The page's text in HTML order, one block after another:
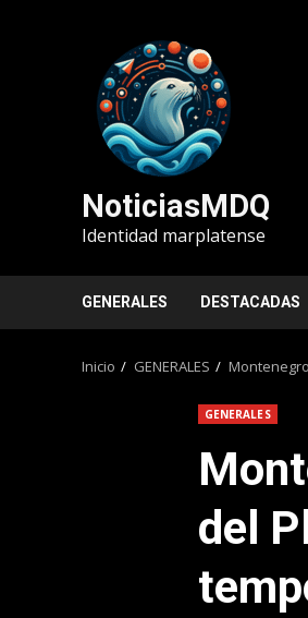
NoticiasMDQ
Identidad marplatense
GENERALES DESTACADAS
Inicio GENERALES
GENERALES
del